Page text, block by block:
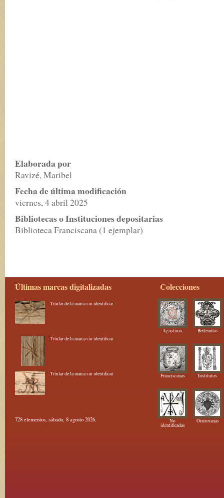
Elaborada por
Ravizé, Maribel
Fecha de última modificación
viernes, 4 abril 2025
Bibliotecas o Instituciones depositarias
Biblioteca Franciscana (1 ejemplar)
Últimas marcas digitalizadas
Titular de la marca sin identificar
Titular de la marca sin identificar
Titular de la marca sin identificar
728 elementos, sábado, 8 agosto 2026.
Colecciones
Agustinas Betlemitas
Franciscanas Institutos
No
identificadas
Oratorianas